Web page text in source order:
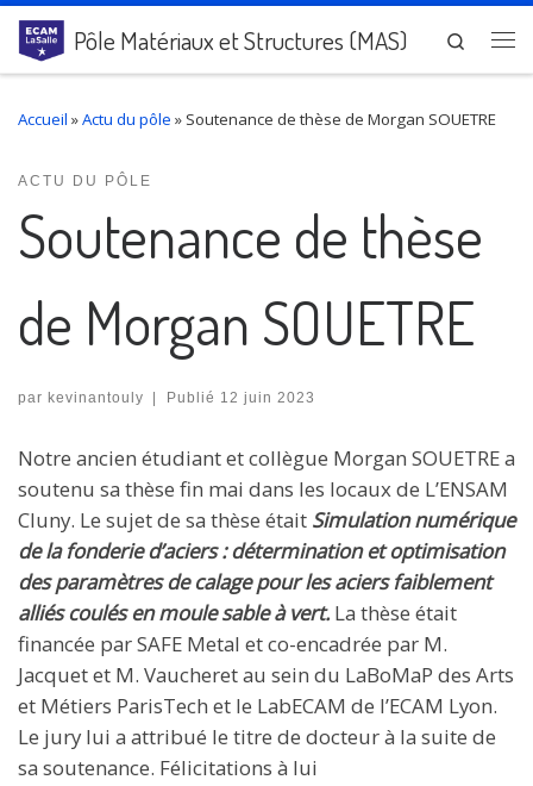
Passer au contenu
Pôle Matériaux et Structures (MAS)
Search
Accueil »Actu du pôle » Soutenance de thèse de Morgan SOUETRE
ACTU DU PÔLE
Soutenance de thèse
de Morgan SOUETRE
par kevinantouly | Publié 12 juin 2023
Notre ancien étudiant et collègue Morgan SOUETRE a
soutenu sa thèse fin mai dans les locaux de L’ENSAM
Cluny. Le sujet de sa thèse était Simulation numérique
de la fonderie d’aciers : détermination et optimisation
des paramètres de calage pour les aciers faiblement
alliés coulés en moule sable à vert. La thèse était
financée par SAFE Metal et co-encadrée par M.
Jacquet et M. Vaucheret au sein du LaBoMaP des Arts
et Métiers ParisTech et le LabECAM de l’ECAM Lyon.
Le jury lui a attribué le titre de docteur à la suite de
sa soutenance. Félicitations à lui